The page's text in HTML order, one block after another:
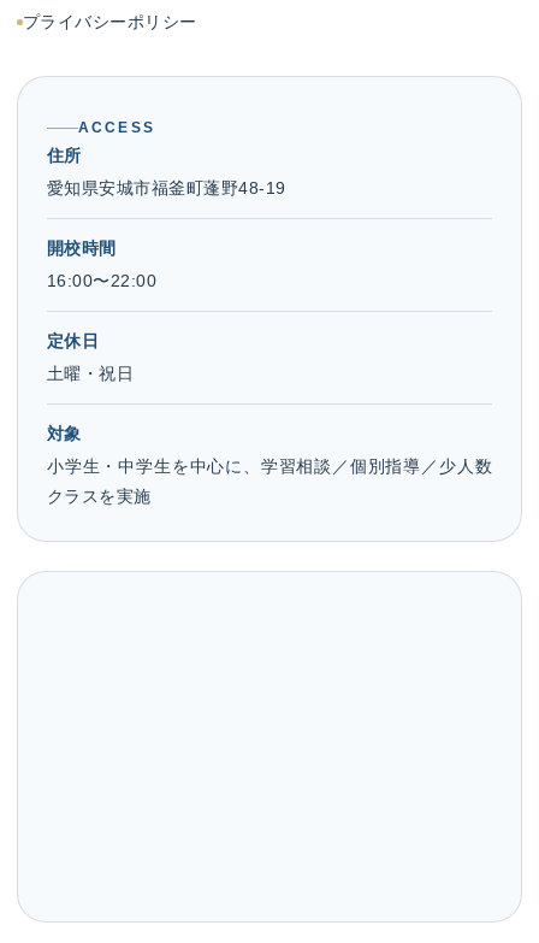
プライバシーポリシー
ACCESS
住所
愛知県安城市福釜町蓬野48-19
開校時間
16:00〜22:00
定休日
土曜・祝日
対象
小学生・中学生を中心に、学習相談／個別指導／少人数
クラスを実施